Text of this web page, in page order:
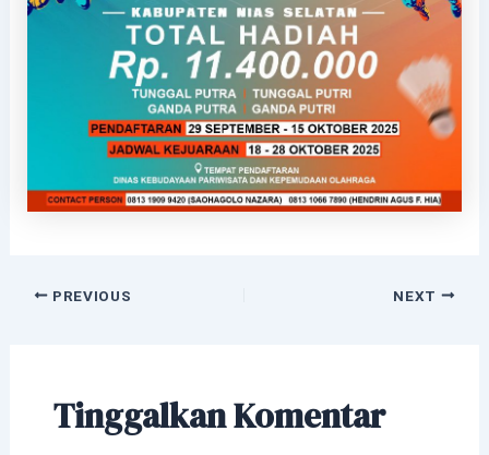
PREVIOUS NEXT
Tinggalkan Komentar